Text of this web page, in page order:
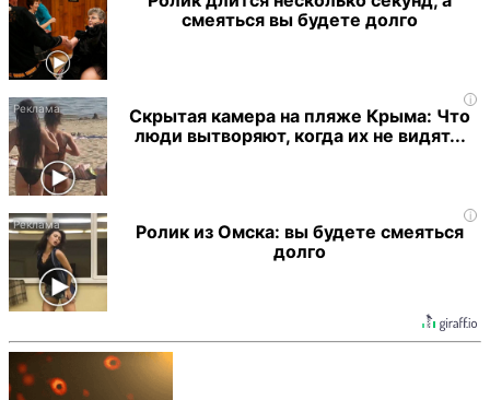
смеяться вы будете долго
i
Скрытая камера на пляже Крыма: Что
люди вытворяют, когда их не видят...
i
Ролик из Омска: вы будете смеяться
долго